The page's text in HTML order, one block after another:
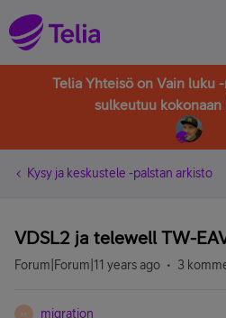
Telia Yhteisö on Vain luku
sulkeutuu kokonaan
Kysy ja keskustele -palstan arkisto
VDSL2 ja telewell TW-
Forum|Forum|11 years ago 3
M migration